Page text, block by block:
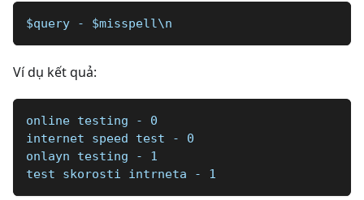
$query - $misspell\n
Ví dụ kết quả:
online testing - 0
internet speed test - 0
onlayn testing - 1
test skorosti intrneta - 1